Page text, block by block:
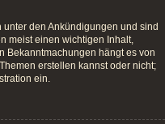
den Ankündigungen und sind
meist einen wichtigen Inhalt,
Bekanntmachungen hängt es von
erstellen kannst oder nicht;
ein.